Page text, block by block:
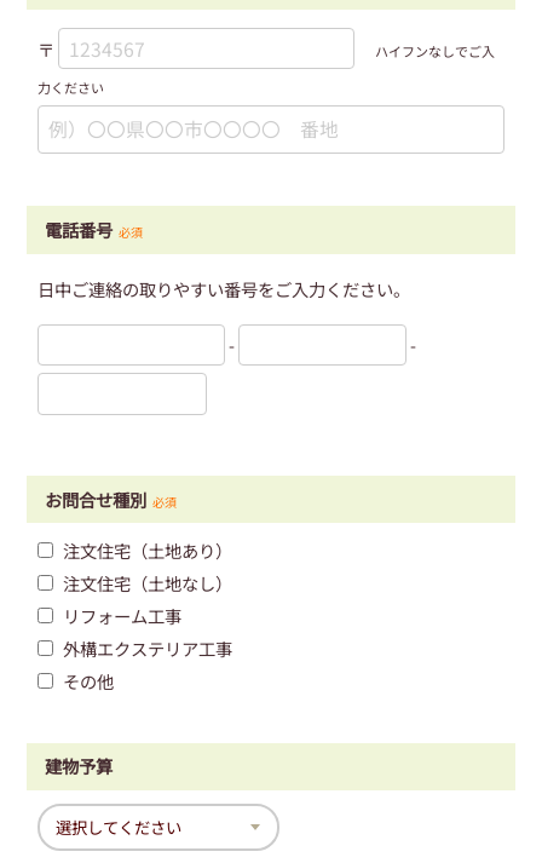
〒
ハイフンなしでご入
力ください
電話番号 必須
日中ご連絡の取りやすい番号をご入力ください。
- -
お問合せ種別 必須
注文住宅（土地あり）
注文住宅（土地なし）
リフォーム工事
外構エクステリア工事
その他
建物予算